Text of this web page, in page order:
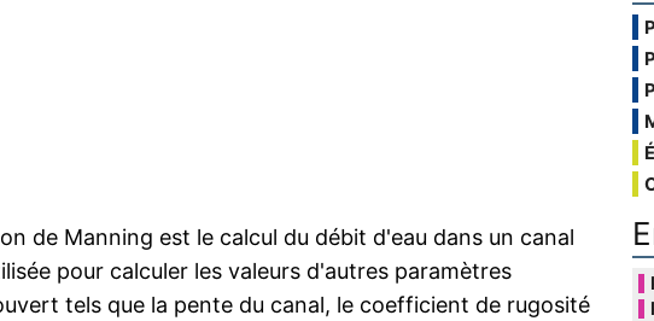
de Manning est le calcul du débit d'eau dans un canal
pour calculer les valeurs d'autres paramètres
tels que la pente du canal, le coefficient de rugosité